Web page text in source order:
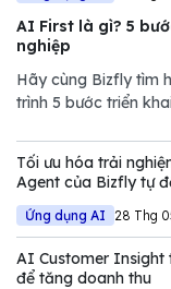
AI First là gì? 5
nghiệp
Hãy cùng Bizfly tìm
trình 5 bước triển
đầy biến động.
Tối ưu hóa trải
Agent của Bizfly tự
Ứng dụng AI 28 Thg
AI Customer Insight
để tăng doanh thu